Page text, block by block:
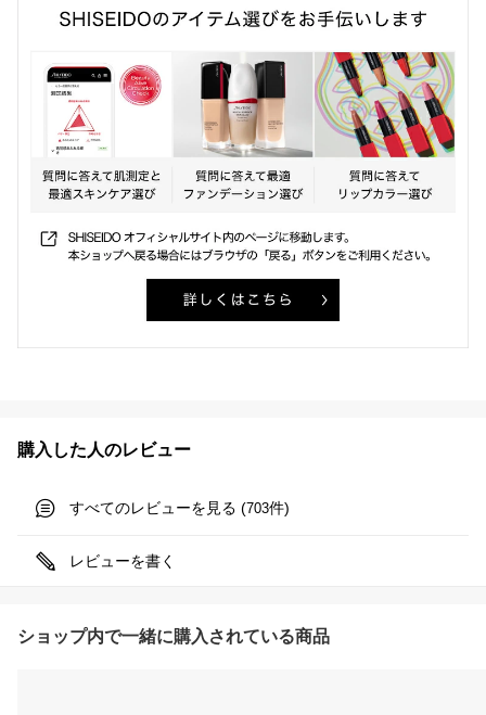
購入した人のレビュー
すべてのレビューを見る (703件)
レビューを書く
ショップ内で一緒に購入されている商品